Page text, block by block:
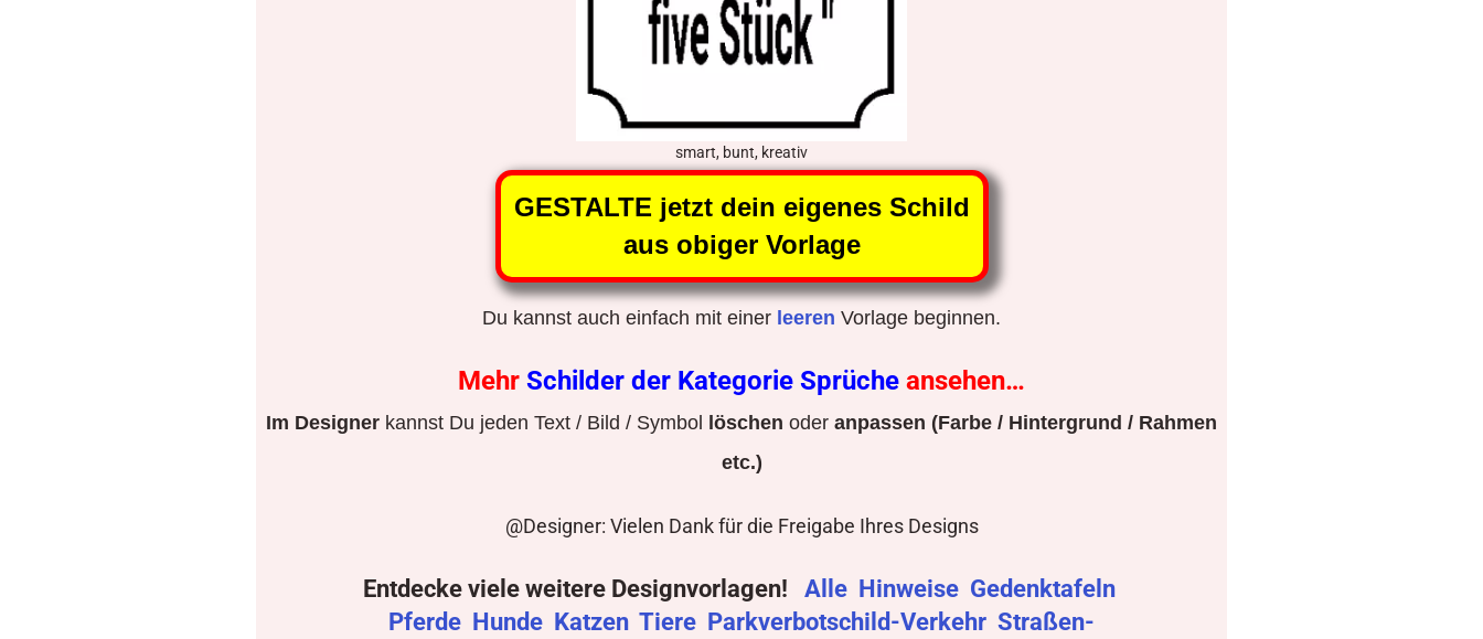
smart, bunt, kreativ
GESTALTE jetzt dein eigenes Schild
aus obiger Vorlage
Du kannst auch einfach mit einer leeren Vorlage beginnen.
Mehr Schilder der Kategorie Sprüche ansehen…
Im Designer kannst Du jeden Text / Bild / Symbol löschen oder anpassen (Farbe / Hintergrund / Rahmen
etc.)
@Designer: Vielen Dank für die Freigabe Ihres Designs
Entdecke viele weitere Designvorlagen! Alle Hinweise Gedenktafeln
Pferde Hunde Katzen Tiere Parkverbotschild-Verkehr Straßen-